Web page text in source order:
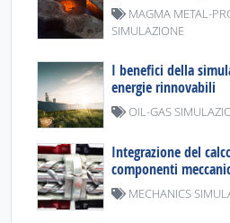
MAGMA METAL-
SIMULAZIONE
I benefici della
energie rinnovabili
OIL-GAS
Integrazione del
componenti
MECHANICS